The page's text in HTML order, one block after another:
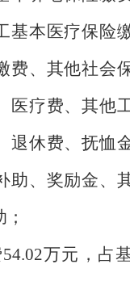
基本医疗保险
费、其他社会
医疗费、其他
退休费、抚恤
助、奖励金、
万元，占